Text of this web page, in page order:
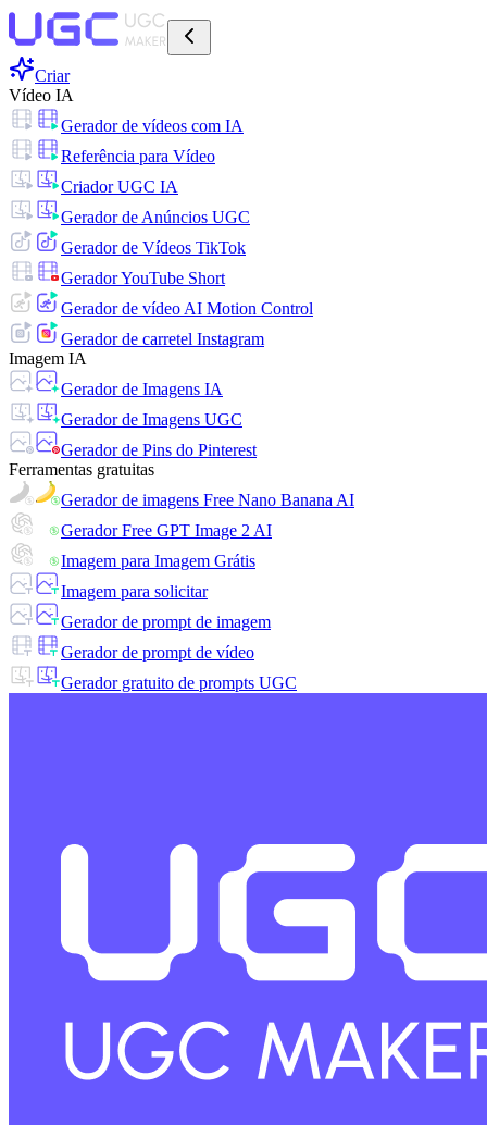
Criar
Vídeo IA
Gerador de vídeos com IA
Referência para Vídeo
Criador UGC IA
Gerador de Anúncios UGC
Gerador de Vídeos TikTok
Gerador YouTube Short
Gerador de vídeo AI Motion Control
Gerador de carretel Instagram
Imagem IA
Gerador de Imagens IA
Gerador de Imagens UGC
Gerador de Pins do Pinterest
Ferramentas gratuitas
Gerador de imagens Free Nano Banana AI
Gerador Free GPT Image 2 AI
Imagem para Imagem Grátis
Imagem para solicitar
Gerador de prompt de imagem
Gerador de prompt de vídeo
Gerador gratuito de prompts UGC